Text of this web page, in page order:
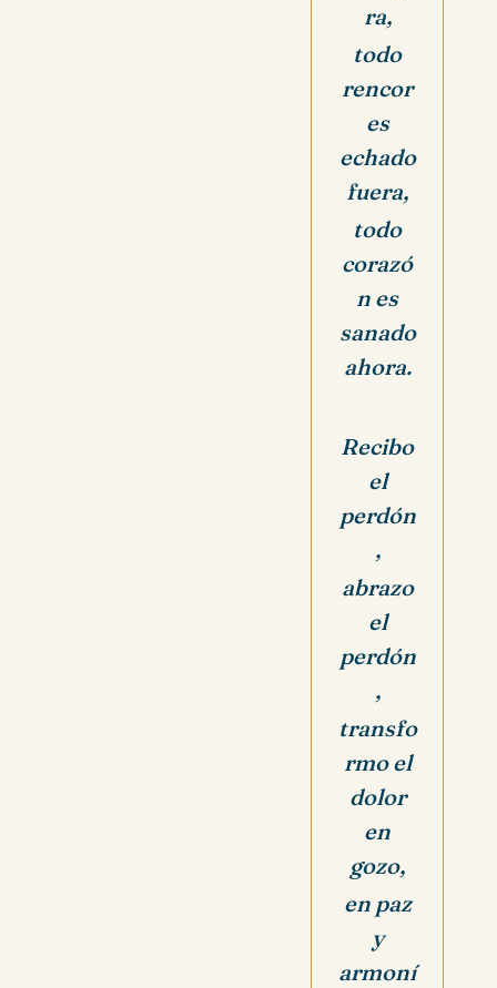
ra,
todo
rencor
es
echado
fuera,
todo
corazó
n es
sanado
ahora.
Recibo
el
perdón
,
abrazo
el
perdón
,
transfo
rmo el
dolor
en
gozo,
en paz
y
armoní